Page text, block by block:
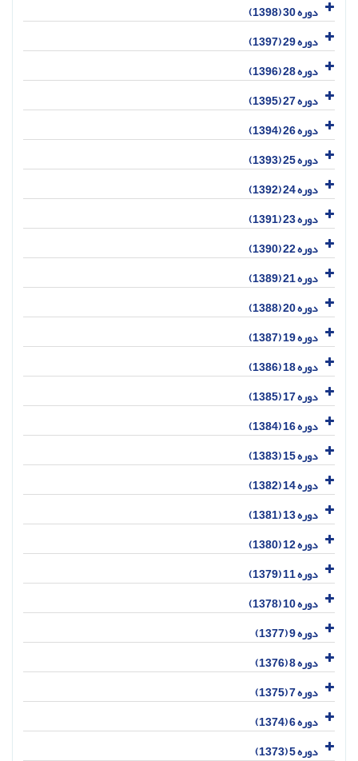
دوره 30 (1398)
دوره 29 (1397)
دوره 28 (1396)
دوره 27 (1395)
دوره 26 (1394)
دوره 25 (1393)
دوره 24 (1392)
دوره 23 (1391)
دوره 22 (1390)
دوره 21 (1389)
دوره 20 (1388)
دوره 19 (1387)
دوره 18 (1386)
دوره 17 (1385)
دوره 16 (1384)
دوره 15 (1383)
دوره 14 (1382)
دوره 13 (1381)
دوره 12 (1380)
دوره 11 (1379)
دوره 10 (1378)
دوره 9 (1377)
دوره 8 (1376)
دوره 7 (1375)
دوره 6 (1374)
دوره 5 (1373)